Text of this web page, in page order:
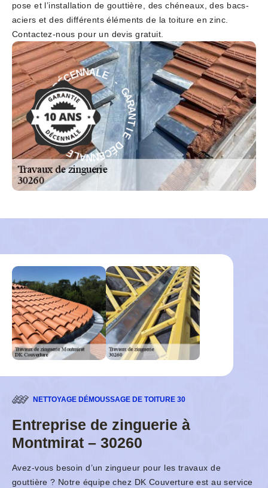
pose et l’installation de gouttière, des chéneaux, des bacs-
aciers et des différents éléments de la toiture en zinc.
Contactez-nous pour un devis gratuit.
G
A
R
A
N
T
I
E
D
É
C
E
NNALE - GAR
A
N
T
I
E
D
É
C
E
N
N
A
L
E
-
NETTOYAGE DÉMOUSSAGE DE TOITURE 30
Entreprise de zinguerie à
Montmirat – 30260
Avez-vous besoin d’un zingueur pour les travaux de
gouttière ? Notre équipe chez DK Couverture est au service